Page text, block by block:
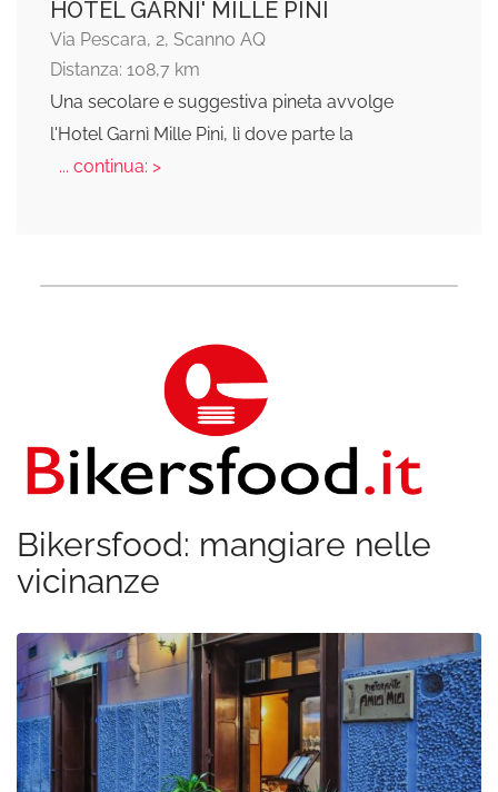
HOTEL GARNI' MILLE PINI
Via Pescara, 2, Scanno AQ
Distanza: 108,7 km
Una secolare e suggestiva pineta avvolge
l'Hotel Garnì Mille Pini, lì dove parte la
... continua: >
Bikersfood: mangiare nelle
vicinanze